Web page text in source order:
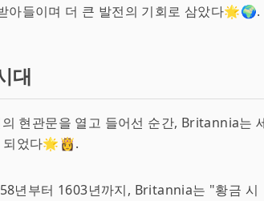
들이며 더 큰 발전의 기회로 삼았다🌟🌍.
대
현관문을 열고 들어선 순간, Britannia는
되었다🌟👸.
년부터 1603년까지, Britannia는 "황금 시